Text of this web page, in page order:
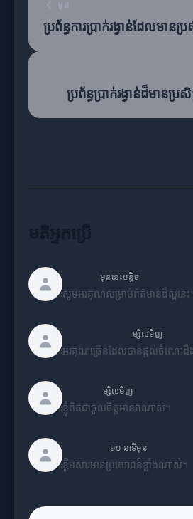
ប្រព័ន្ធការប្រាក់រង្វាន់ដែលមានប្
ប្រព័ន្ធប្រាក់រង្វាន់ដ៏មានប្រសិ
មុននេះបន្តិច
សូមអរគុណសម្រាប់ព័ត៌មានដ៏ល្អនេះ
ម្សិលមិញ
អរគុណច្រើនដែលបានផ្តល់ចំណេះដឹ
ម្សិលមិញ
ខ្ញុំពិតជាចូលចិត្តអានវាណាស់។
១០ នាទីមុន
ខ្លឹមសារមានប្រយោជន៍ខ្លាំងណាស់។